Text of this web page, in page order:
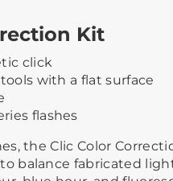
Kit
click
with a flat surface
flashes
the Clic Color
balance fabricated